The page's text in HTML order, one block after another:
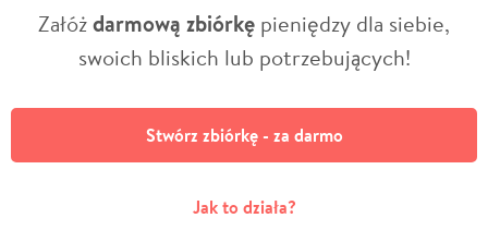
Załóżdarmową zbiórkę pieniędzy dla siebie,
swoich bliskich lub potrzebujących!
Stwórz zbiórkę - za darmo
Jak to działa?